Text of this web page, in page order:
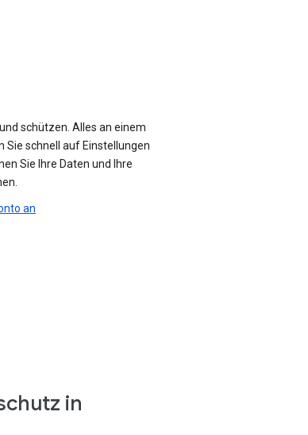
schützen. Alles an einem
Sie schnell auf Einstellungen
Sie Ihre Daten und Ihre
an
in